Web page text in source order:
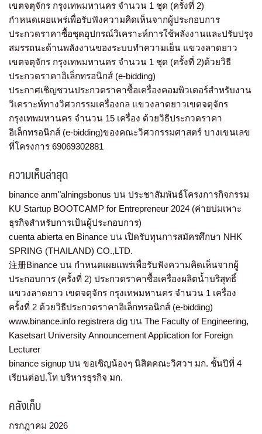
เขตจตุจักร กรุงเทพมหานคร จำนวน 1 ชุด (ครั้งที่ 2)
กำหนดเผยแพร่เพื่อรับฟังความคิดเห็นจากผู้ประกอบการ
ประกวดราคาซื้อชุดอุปกรณ์วิเคราะห์การใช้พลังงานและปรับปรุง
สมรรถนะด้านพลังงานของระบบทำความเย็น แขวงลาดยาว
เขตจตุจักร กรุงเทพมหานคร จำนวน 1 ชุด (ครั้งที่ 2)ด้วยวิธี
ประกวดราคาอิเล็กทรอนิกส์ (e-bidding)
ประกาศเชิญชวนประกวดราคาซื้อเครื่องคอมพิวเตอร์สำหรับงาน
วิเคราะห์ทางวิศวกรรมเครื่องกล แขวงลาดยาวเขตจตุจักร
กรุงเทพมหานคร จำนวน 15 เครื่อง ด้วยวิธีประกวดราคา
อิเล็กทรอนิกส์ (e-bidding)ของคณะวิศวกรรมศาสตร์ บางเขนเลข
ที่โครงการ 69069302881
ความเห็นล่าสุด
binance anm"alningsbonus บน ประชาสัมพันธ์โครงการกิจกรรม
KU Startup BOOTCAMP for Entrepreneur 2024 (ค่ายบ่มเพาะ
ธุรกิจสำหรับการเป้นผู้ประกอบการ)
cuenta abierta en Binance บน เปิดรับทุนการสมัครศึกษา NHK
SPRING (THAILAND) CO.,LTD.
注册Binance บน กำหนดเผยแพร่เพื่อรับฟังความคิดเห็นจากผู้
ประกอบการ (ครั้งที่ 2) ประกวดราคาซื้อเครื่องผลิตน้ำบริสุทธิ์
แขวงลาดยาว เขตจตุจักร กรุงเทพมหานคร จำนวน 1 เครื่อง
ครั้งที่ 2 ด้วยวิธีประกวดราคาอิเล็กทรอนิกส์ (e-bidding)
www.binance.info registrera dig บน The Faculty of Engineering,
Kasetsart University Announcement Application for Foreign
Lecturer
binance signup บน ขอเชิญน้องๆ นิสิตคณะวิศวฯ มก. ชั้นปีที่ 4
เรียนต่อป.โท บริหารธุรกิจ มก.
คลังเก็บ
กรกฎาคม 2026